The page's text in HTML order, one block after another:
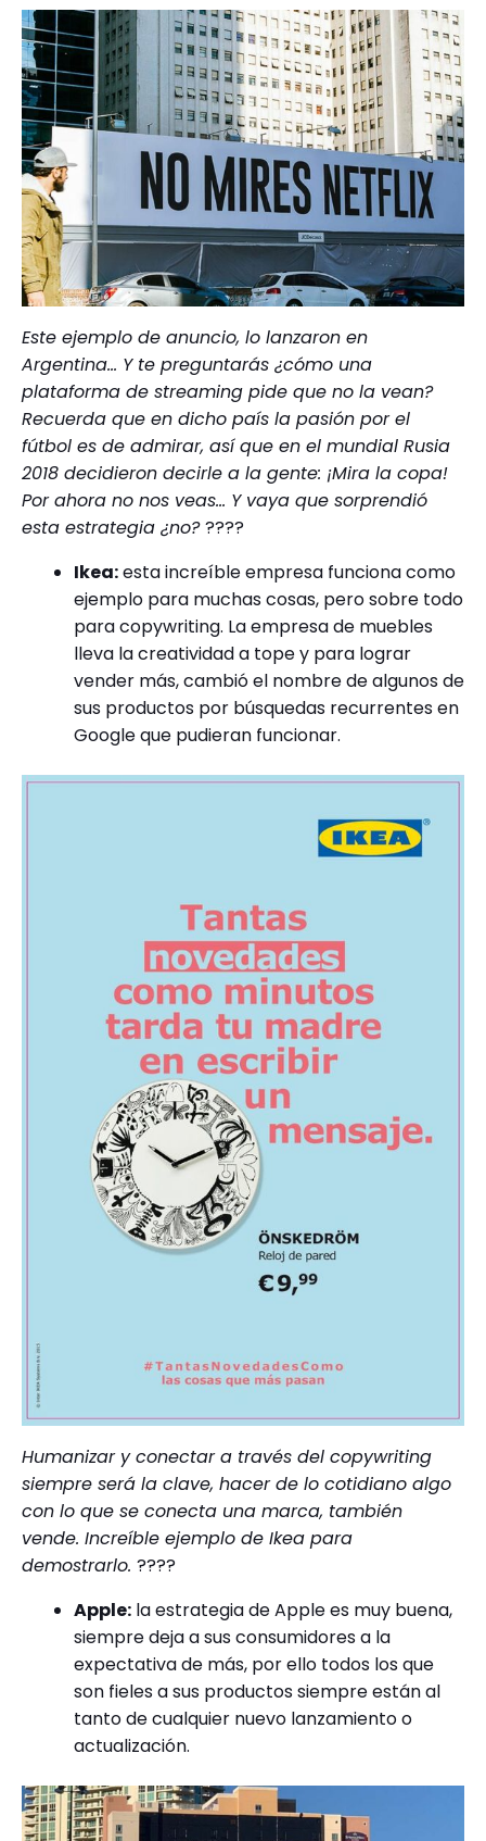
Este ejemplo de anuncio, lo lanzaron en
Argentina… Y te preguntarás ¿cómo una
plataforma de streaming pide que no la vean?
Recuerda que en dicho país la pasión por el
fútbol es de admirar, así que en el mundial Rusia
2018 decidieron decirle a la gente: ¡Mira la copa!
Por ahora no nos veas… Y vaya que sorprendió
esta estrategia ¿no?????
Ikea:esta increíble empresa funciona como
ejemplo para muchas cosas, pero sobre todo
para copywriting. La empresa de muebles
lleva la creatividad a tope y para lograr
vender más, cambió el nombre de algunos de
sus productos por búsquedas recurrentes en
Google que pudieran funcionar.
Humanizar y conectar a través del copywriting
siempre será la clave, hacer de lo cotidiano algo
con lo que se conecta una marca, también
vende. Increíble ejemplo de Ikea para
demostrarlo. ????
Apple: la estrategia de Apple es muy buena,
siempre deja a sus consumidores a la
expectativa de más, por ello todos los que
son fieles a sus productos siempre están al
tanto de cualquier nuevo lanzamiento o
actualización.